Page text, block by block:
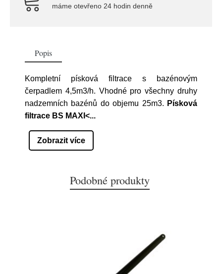
máme otevřeno 24 hodin denně
Popis
Kompletní písková filtrace s bazénovým
čerpadlem 4,5m3/h. Vhodné pro všechny druhy
nadzemních bazénů do objemu 25m3. Písková
filtrace BS MAXI<...
Zobrazit více
Podobné produkty